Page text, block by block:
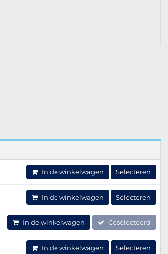
In de winkelwagen Selecteren
In de winkelwagen Selecteren
In de winkelwagen Geselecteerd
In de winkelwagen Selecteren